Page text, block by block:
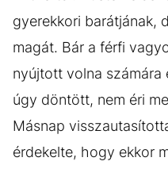
gyerekkori barátjának,
magát. Bár a férfi
nyújtott volna számára
úgy döntött, nem éri
Másnap
érdekelte, hogy ekkor